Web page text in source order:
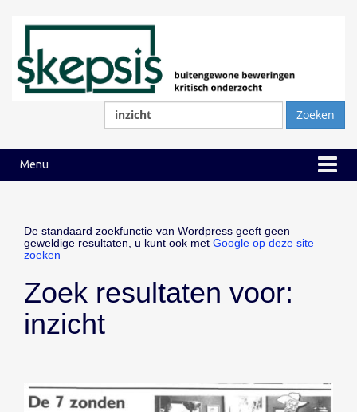
Zoeken
naar:
Menu
De standaard zoekfunctie van Wordpress geeft geen
geweldige resultaten, u kunt ook met Google op deze site
zoeken
Zoek resultaten voor:
inzicht